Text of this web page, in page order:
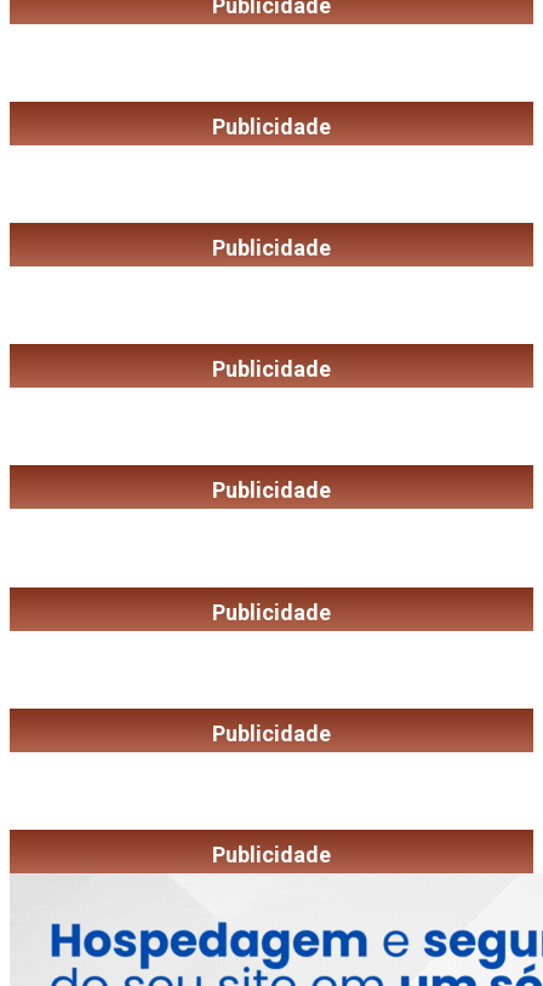
Publicidade
Publicidade
Publicidade
Publicidade
Publicidade
Publicidade
Publicidade
Publicidade